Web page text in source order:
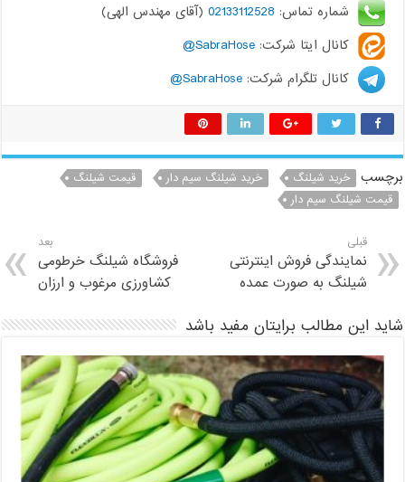
شماره تماس: 02133112528 (آقای مهندس الهی)
کانال ایتا شرکت:SabraHose@
کانال تلگرام شرکت:SabraHose@
برچسب خرید شیلنگ خرید شیلنگ سیم دار
قیمت شیلنگ
قیمت شیلنگ سیم دار
قبلی
نمایندگی فروش اینترنتی
شیلنگ به صورت عمده
بعد
فروشگاه شیلنگ خرطومی
کشاورزی مرغوب و ارزان
شاید این مطالب برایتان مفید باشد